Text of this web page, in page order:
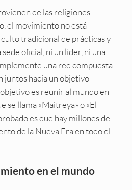
de las religiones
el movimiento no está
tradicional de prácticas y
oficial, ni un líder, ni una
una red compuesta
juntos hacia un objetivo
es reunir al mundo en
se llama «Maitreya» o «El
es que hay millones de
de la Nueva Era en todo el
en el mundo